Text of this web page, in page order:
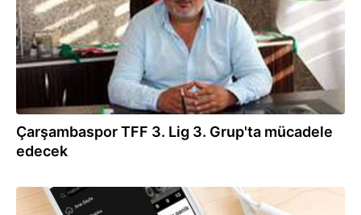
Çarşambaspor TFF 3. Lig 3. Grup'ta mücadele
edecek
03.04.2020